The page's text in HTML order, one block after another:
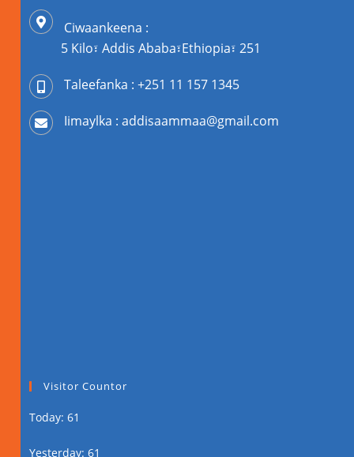
Ciwaankeena :
5 Kilo፣ Addis Ababa፣Ethiopia፣ 251
Taleefanka : +251 11 157 1345
Iimaylka : addisaammaa@gmail.com
Visitor Countor
Today: 61
Yesterday: 61